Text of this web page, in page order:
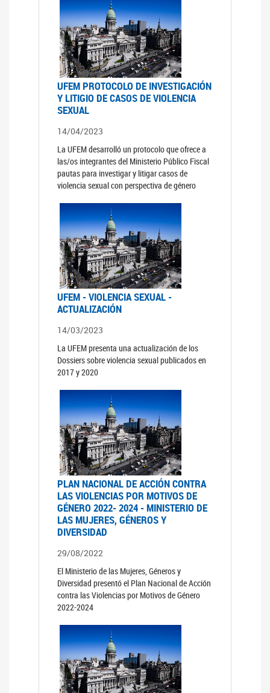
UFEM PROTOCOLO DE INVESTIGACIÓN
Y LITIGIO DE CASOS DE VIOLENCIA
SEXUAL
14/04/2023
La UFEM desarrolló un protocolo que ofrece a
las/os integrantes del Ministerio Público Fiscal
pautas para investigar y litigar casos de
violencia sexual con perspectiva de género
UFEM - VIOLENCIA SEXUAL -
ACTUALIZACIÓN
14/03/2023
La UFEM presenta una actualización de los
Dossiers sobre violencia sexual publicados en
2017 y 2020
PLAN NACIONAL DE ACCIÓN CONTRA
LAS VIOLENCIAS POR MOTIVOS DE
GÉNERO 2022- 2024 - MINISTERIO DE
LAS MUJERES, GÉNEROS Y
DIVERSIDAD
29/08/2022
El Ministerio de las Mujeres, Géneros y
Diversidad presentó el Plan Nacional de Acción
contra las Violencias por Motivos de Género
2022-2024